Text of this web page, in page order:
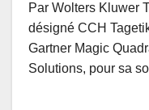
Par Wolters Kluwer
désigné CCH
Gartner Magic
Solutions, pour sa